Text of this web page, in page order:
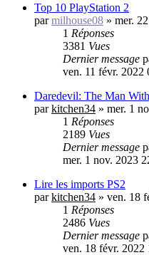
Top 10 PlayStation 2
parmilhouse08 » mer.
1 Réponses
3381 Vues
Dernier message
ven. 11 févr. 2022
Daredevil: The Man
parkitchen34 » mer. 1
1 Réponses
2189 Vues
Dernier message
mer. 1 nov. 2023
Lire les imports PS2
parkitchen34 » ven. 18
1 Réponses
2486 Vues
Dernier message
ven. 18 févr. 2022